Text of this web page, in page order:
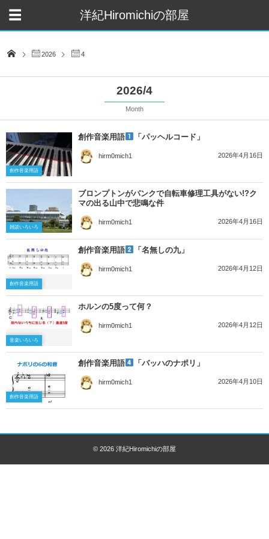
洋紀Hiromichiの部屋
2026 4
2026/4
Month
創作音楽用語
創作音楽用語 「パッヘルコード」
hirm0mich1 2026年4月16日
雑談いろいろ
ブロンプトンがパンクで自転車修理工具がない!?ク
マの出る山中で悲鳴な件
hirm0mich1 2026年4月16日
創作音楽用語
創作音楽用語 「名無しの九」
hirm0mich1 2026年4月12日
音楽いろいろ
ホルンの5度って何？
hirm0mich1 2026年4月12日
創作音楽用語
創作音楽用語 「バッハのナポリ」
hirm0mich1 2026年4月10日
© 2026 洋紀Hiromichiの部屋